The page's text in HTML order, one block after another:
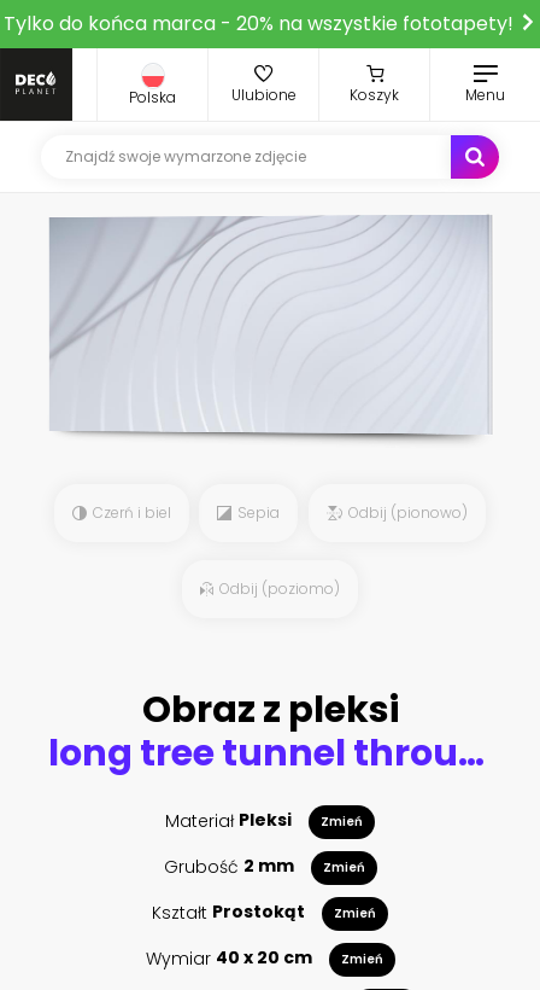
Tylko do końca marca - 20% na wszystkie fototapety!
Polska Ulubione Koszyk Menu
Czerń i biel Sepia Odbij (pionowo)
Odbij (poziomo)
Obraz z pleksi
long tree tunnel through foggy trees near San Francisco
Materiał Pleksi Zmień
Grubość 2 mm Zmień
Kształt Prostokąt Zmień
Wymiar 40 x 20 cm Zmień